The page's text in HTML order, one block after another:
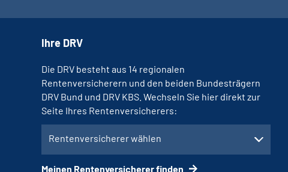
Ihre DRV
Die DRV besteht aus 14 regionalen
Rentenversicherern und den beiden Bundesträgern
DRV Bund und DRV KBS. Wechseln Sie hier direkt zur
Seite Ihres Rentenversicherers:
Rentenversicherer wählen
Meinen Rentenversicherer finden